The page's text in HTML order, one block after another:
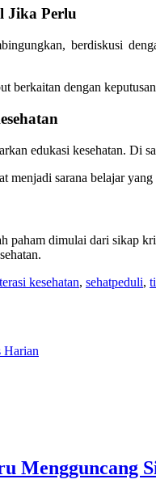
Jika Perlu
berdiskusi
berkaitan dengan
edukasi kesehatan. Di
menjadi sarana belajar yang
paham dimulai dari sikap
kesehatan, sehatpeduli,
Harian
Mengguncang